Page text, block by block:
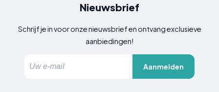
Nieuwsbrief
Schrijf je in voor onze nieuwsbrief en ontvang exclusieve
aanbiedingen!
Aanmelden